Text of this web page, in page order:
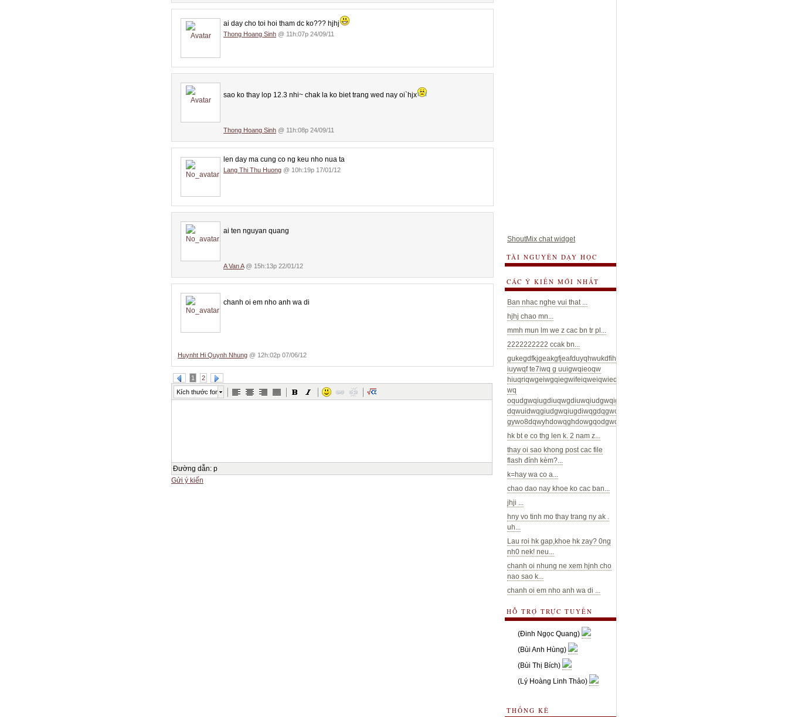
ShoutMix chat widget
TÀI NGUYÊN DẠY HỌC
CÁC Ý KIẾN MỚI NHẤT
Ban nhac nghe vui that ...
hjhj chao mn...
mmh mun lm we z cac bn tr pl...
2222222222 ccak bn...
iuywqf te7iwq g uuigwqieoqw
wq
gywo8dqwyhdowqghdowgqodgwqodowqghdohgwqodi...
hk bt e co thg len k. 2 nam z...
thay oi sao khong post cac file
flash đính kèm?...
k=hay wa co a...
chao dao nay khoe ko cac ban...
jhji ...
hny vo tinh mo thay trang ny ak .
uh...
Lau roi hk gap,khoe hk zay? 0ng
nh0 nek! neu...
chanh oi nhung ne xem hjnh cho
nao sao k...
chanh oi em nho anh wa di ...
HỖ TRỢ TRỰC TUYẾN
(Đinh Ngọc Quang)
(Bùi Anh Hùng)
(Bùi Thị Bích)
(Lý Hoàng Linh Thảo)
THỐNG KÊ
ai day cho toi hoi tham dc ko??? hjhj
Thong Hoang Sinh @ 11h:07p 24/09/11
sao ko thay lop 12.3 nhi~ chak la ko biet trang wed nay oi`hjx
Thong Hoang Sinh @ 11h:08p 24/09/11
len day ma cung co ng keu nho nua ta
Lang Thi Thu Huong @ 10h:19p 17/01/12
ai ten nguyan quang
A Van A@ 15h:13p 22/01/12
chanh oi em nho anh wa di
Huynht Hi Quynh Nhung @ 12h:02p 07/06/12
1
2
Kích thước font
Đường dẫn: p
Gửi ý kiến